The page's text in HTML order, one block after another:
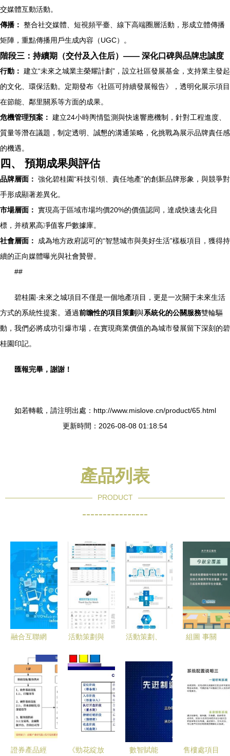
交媒體互動活動。
傳播： 整合社交媒體、短視頻平臺、線下高端圈層活動，形成立體傳播
矩陣，重點傳播用戶生成內容（UGC）。
階段三：持續期（交付及入住后）—— 深化口碑與品牌忠誠度
行動： 建立“未來之城業主榮耀計劃”，設立社區發展基金，支持業主發起
的文化、環保活動。定期發布《社區可持續發展報告》，透明化展示項目
在節能、鄰里關系等方面的成果。
危機管理預案： 建立24小時輿情監測與快速響應機制，針對工程進度、
質量等潛在議題，制定透明、誠懇的溝通策略，化挑戰為展示品牌責任感
的機遇。
四、 預期成果與評估
品牌層面： 強化碧桂園“科技引領、責任地產”的創新品牌形象，與競爭對
手形成顯著差異化。
市場層面： 實現高于區域市場均價20%的價值認同，達成快速去化目
標，并積累高凈值客戶數據庫。
社會層面：
成為地方政府認可的“智慧城市與美好生活”樣板項目，獲得持
續的正向媒體曝光與社會贊譽。
##
碧桂園·未來之城項目不僅是一個地產項目，更是一次關于未來生活
方式的系統性提案。通過前瞻性的項目策劃與系統化的公關服務雙輪驅
動，我們必將成功引爆市場，在實現商業價值的為城市發展留下深刻的碧
桂園印記。
匯報完畢，謝謝！
如若轉載，請注明出處：http://www.mislove.cn/product/65.html
更新時間：2026-08-08 01:18:54
產品列表
PRODUCT
----------------
融合互聯網
廣告創新
北京天時聯
眾的項目策
劃與公關服
務之道
活動策劃與
攻略 從方
案到總結的
一站式資源
指南
活動策劃、
板 您的專
組圖 事關
后服務與暑
期托管，這
生家長知悉
證券產品經 《勁花綻放 數智賦能 售樓處項目